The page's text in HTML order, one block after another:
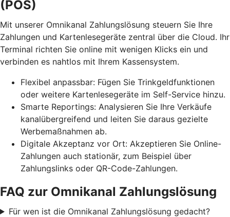
(POS)
Mit unserer Omnikanal Zahlungslösung steuern Sie Ihre
Zahlungen und Kartenlesegeräte zentral über die Cloud. Ihr
Terminal richten Sie online mit wenigen Klicks ein und
verbinden es nahtlos mit Ihrem Kassensystem.
Flexibel anpassbar: Fügen Sie Trinkgeldfunktionen
oder weitere Kartenlesegeräte im Self-Service hinzu.
Smarte Reportings: Analysieren Sie Ihre Verkäufe
kanalübergreifend und leiten Sie daraus gezielte
Werbemaßnahmen ab.
Digitale Akzeptanz vor Ort: Akzeptieren Sie Online-
Zahlungen auch stationär, zum Beispiel über
Zahlungslinks oder QR-Code-Zahlungen.
FAQ zur Omnikanal Zahlungslösung
Für wen ist die Omnikanal Zahlungslösung gedacht?